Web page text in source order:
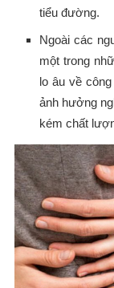
tiểu đường.
Ngoài các
một trong
lo âu về
ảnh hưởng
kém chất